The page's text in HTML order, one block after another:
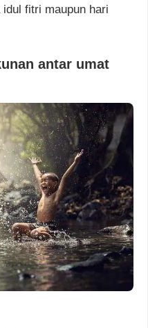
fitri maupun hari
antar umat